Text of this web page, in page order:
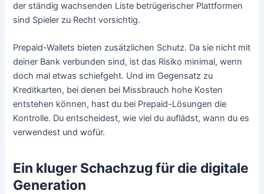
der ständig wachsenden Liste betrügerischer Plattformen
sind Spieler zu Recht vorsichtig.
Prepaid-Wallets bieten zusätzlichen Schutz. Da sie nicht mit
deiner Bank verbunden sind, ist das Risiko minimal, wenn
doch mal etwas schiefgeht. Und im Gegensatz zu
Kreditkarten, bei denen bei Missbrauch hohe Kosten
entstehen können, hast du bei Prepaid-Lösungen die
Kontrolle. Du entscheidest, wie viel du auflädst, wann du es
verwendest und wofür.
Ein kluger Schachzug für die digitale
Generation